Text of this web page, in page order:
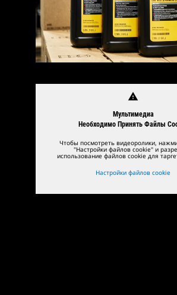
warning
Мультимедиа
Необходимо Принять Файлы
Чтобы посмотреть видеоролики,
"Настройки файлов cookie" и
использование файлов cookie для
Настройки файлов cookie